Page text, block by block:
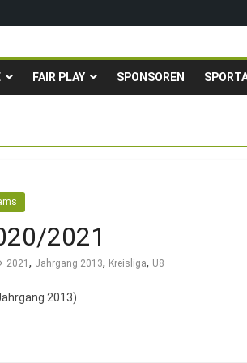
auf*
FAIR PLAY SPONSOREN
2021
2021 , Jahrgang 2013, Kreisliga, U8
2013)